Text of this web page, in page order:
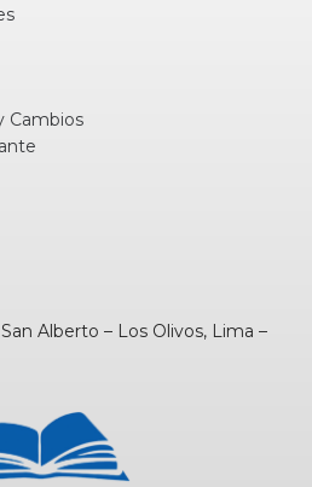
Cambios
Alberto – Los Olivos, Lima –